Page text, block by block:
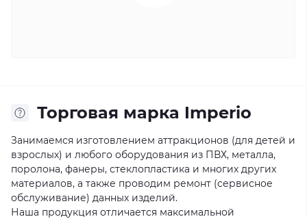
Торговая марка Imperio
Занимаемся изготовлением аттракционов (для детей и
взрослых) и любого оборудования из ПВХ, металла,
поролона, фанеры, стеклопластика и многих других
материалов, а также проводим ремонт (сервисное
обслуживание) данных изделий.
Наша продукция отличается максимальной